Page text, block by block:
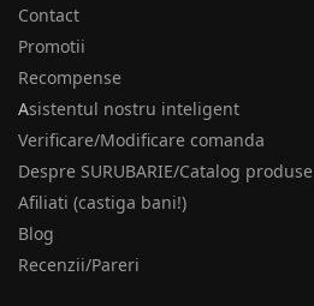
Contact
Promotii
Recompense
Asistentul nostru inteligent
Verificare/Modificare comanda
Despre SURUBARIE/Catalog produse
Afiliati (castiga bani!)
Blog
Recenzii/Pareri